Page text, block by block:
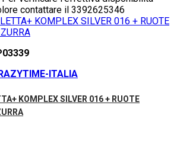
contattare il 3392625346
ITALIA
KOMPLEX SILVER 016 + RUOTE